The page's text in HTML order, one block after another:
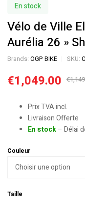
En stock
Vélo de Ville
Aurélia 26 »
Brands: OGP BIKE SKU:
€
€1,049.00
Prix TVA incl.
Livraison Offerte
En stock– Délai
Couleur
Taille